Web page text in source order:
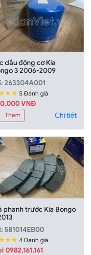
dầu động cơ Kia
3 2006-2009
263304A001
5 Đánh giá
VNĐ
Thêm Chi tiết
phanh trước Kia Bongo
581014EB00
4 Đánh giá
0982.161.161